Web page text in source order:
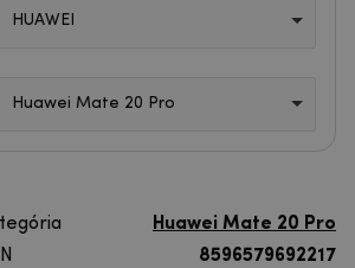
HUAWEI
Huawei Mate 20 Pro
Huawei Mate 20 Pro
8596579692217